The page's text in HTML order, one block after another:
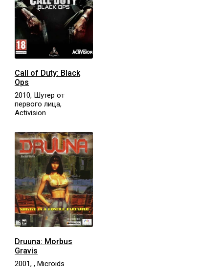
Call of Duty: Black
Ops
2010, Шутер от
первого лица,
Activision
Druuna: Morbus
Gravis
2001, , Microids